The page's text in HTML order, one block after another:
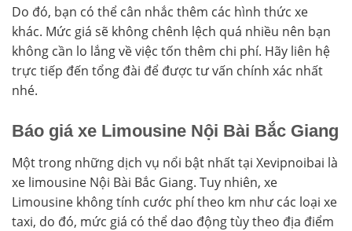
Do đó, bạn có thể cân nhắc thêm các hình thức xe
khác. Mức giá sẽ không chênh lệch quá nhiều nên bạn
không cần lo lắng về việc tốn thêm chi phí. Hãy liên hệ
trực tiếp đến tổng đài để được tư vấn chính xác nhất
nhé.
Báo giá xe Limousine Nội Bài Bắc Giang
Một trong những dịch vụ nổi bật nhất tại Xevipnoibai là
xe limousine Nội Bài Bắc Giang. Tuy nhiên, xe
Limousine không tính cước phí theo km như các loại xe
taxi, do đó, mức giá có thể dao động tùy theo địa điểm